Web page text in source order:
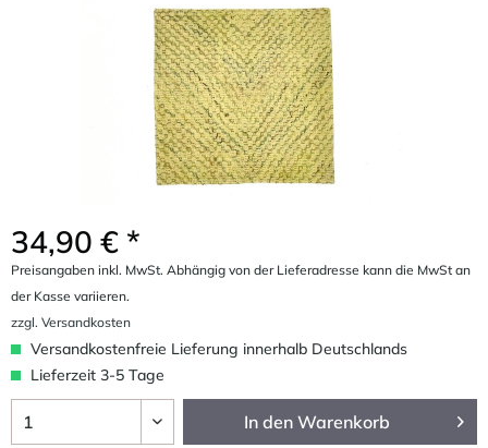
34,90 € *
Preisangaben inkl. MwSt. Abhängig von der Lieferadresse kann die MwSt an
der Kasse variieren.
zzgl. Versandkosten
Versandkostenfreie Lieferung innerhalb Deutschlands
Lieferzeit 3-5 Tage
In den Warenkorb